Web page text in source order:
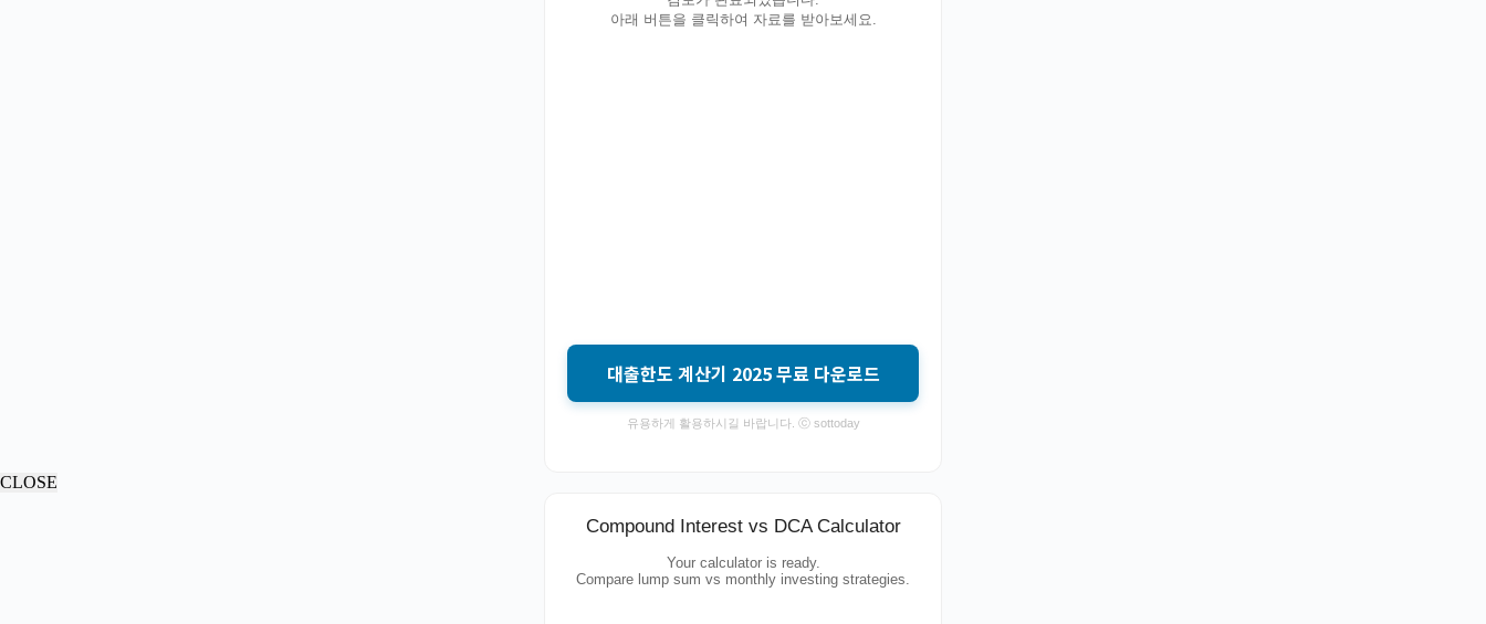
아래 버튼을 클릭하여 자료를 받아보세요.
대출한도 계산기 2025 무료 다운로드
유용하게 활용하시길 바랍니다. ⓒ sottoday
CLOSE
Compound Interest vs DCA Calculator
Your calculator is ready.
Compare lump sum vs monthly investing strategies.